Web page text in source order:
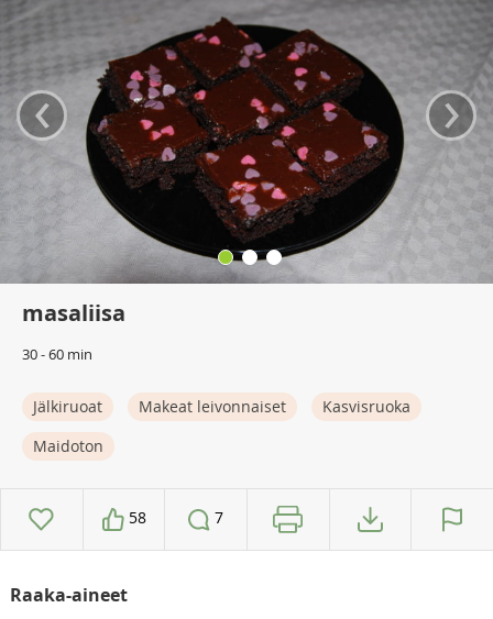
‹ ›
masaliisa
30 - 60 min
Jälkiruoat Makeat leivonnaiset
Kasvisruoka
Maidoton
58 7
Raaka-aineet